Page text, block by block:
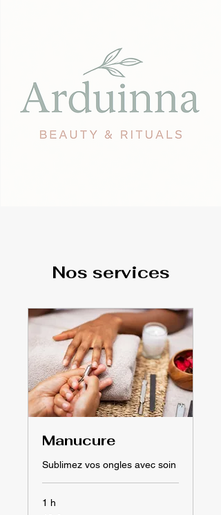
Nos services
Manucure
Sublimez vos ongles avec soin
1 h